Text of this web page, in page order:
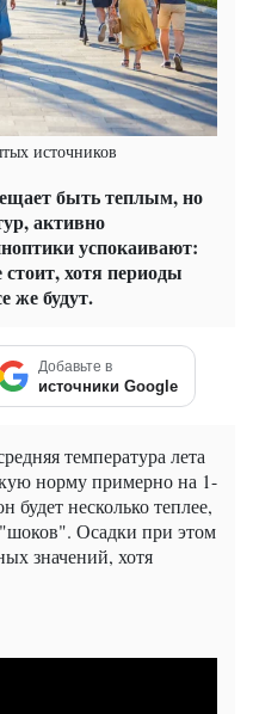
источников
быть теплым, но
активно
успокаивают:
хотя периоды
же будут.
Добавьте в
источники Google
температура лета
норму примерно на 1-
будет несколько теплее,
Осадки при этом
значений, хотя